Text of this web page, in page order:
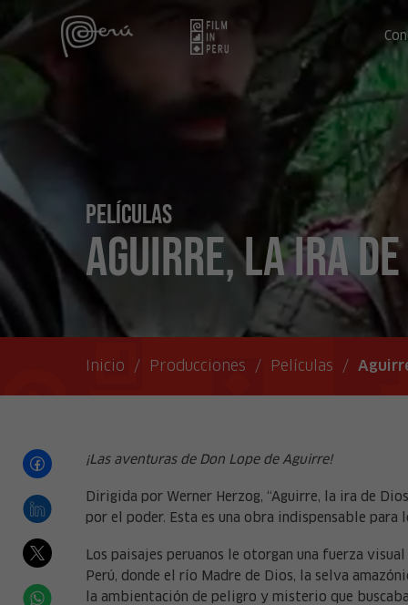
Películas
Aguirre, la ira de
Inicio / Producciones / Películas /
¡Las aventuras de Don Lope de Aguirre!
Dirigida por Werner Herzog, “Aguirre, la ira de
por el poder. Esta es una obra indispensable
Los paisajes peruanos le otorgan una fuerza
Perú, donde el río Madre de Dios, la selva
la ambientación de peligro y misterio que